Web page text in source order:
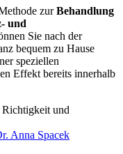
zurBehandlung
und
Sie nach der
bequem zu Hause
speziellen
Effekt bereits innerhalb
und
Anna Spacek